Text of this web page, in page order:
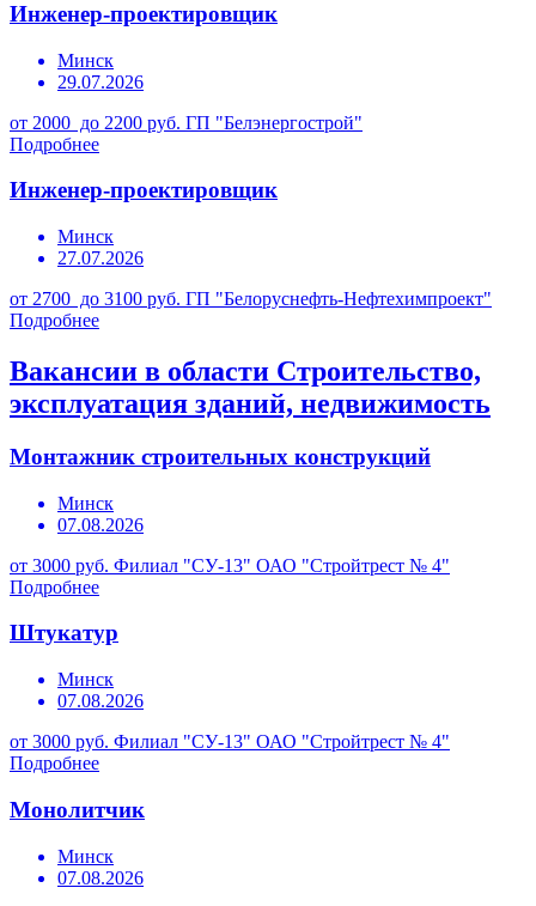
Инженер-проектировщик
Минск
29.07.2026
от 2000 до 2200 руб. ГП "Белэнергострой"
Подробнее
Инженер-проектировщик
Минск
27.07.2026
от 2700 до 3100 руб. ГП "Белоруснефть-Нефтехимпроект"
Подробнее
Вакансии в области Строительство,
эксплуатация зданий, недвижимость
Монтажник строительных конструкций
Минск
07.08.2026
от 3000 руб. Филиал "СУ-13" ОАО "Стройтрест № 4"
Подробнее
Штукатур
Минск
07.08.2026
от 3000 руб. Филиал "СУ-13" ОАО "Стройтрест № 4"
Подробнее
Монолитчик
Минск
07.08.2026